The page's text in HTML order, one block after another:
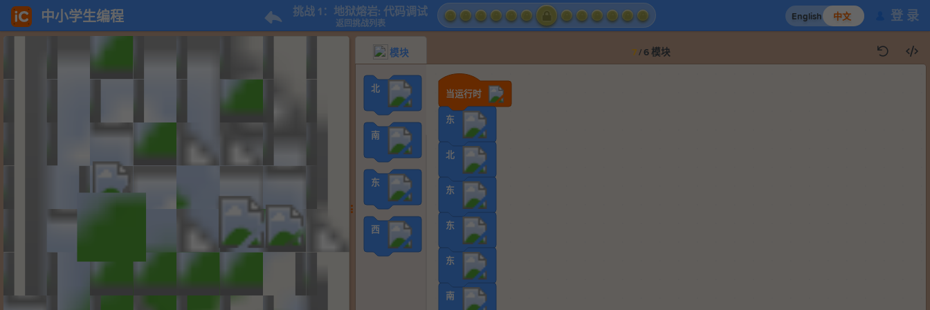
中小学生编程 挑战 1：地狱熔岩: 代码调试
返回挑战列表
English 中文 登 录
模块 7 /6 模块
北
南
东
西
当运行时
东
北
东
东
东
南